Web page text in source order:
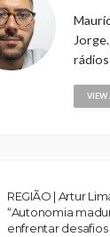
VIEW
REGIÃO | Artur
“Autonomia
enfrentar desafios